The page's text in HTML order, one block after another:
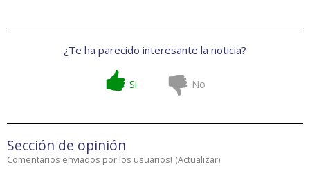
¿Te ha parecido interesante la noticia?
Si No
Sección de opinión
Comentarios enviados por los usuarios! (Actualizar)